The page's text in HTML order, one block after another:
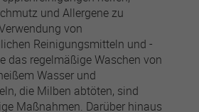
und Allergene zu
von
Reinigungsmitteln und -
das regelmäßige Waschen von
Wasser und
die Milben abtöten, sind
Maßnahmen. Darüber hinaus